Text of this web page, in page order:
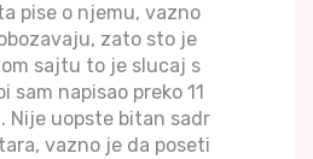
pise o njemu, vazno
zato sto je
sajtu to je slucaj s
sam napisao preko 11
Nije uopste bitan sadr
vazno je da poseti